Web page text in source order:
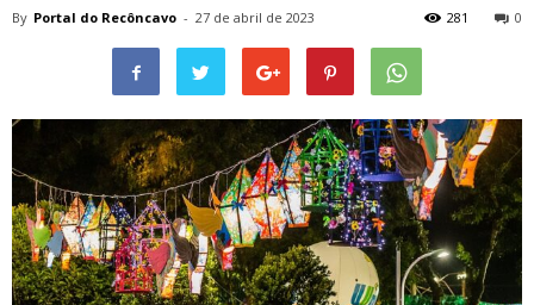
By Portal do Recôncavo - 27 de abril de 2023 0
281